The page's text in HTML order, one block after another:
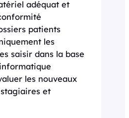
adéquat et
patients
les
saisir dans la base
les nouveaux
et